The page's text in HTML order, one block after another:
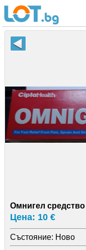
Омнигел
Цена: 10 €
Състояние: Ново